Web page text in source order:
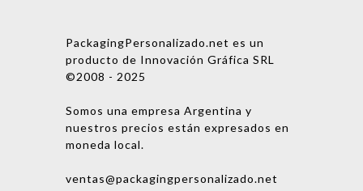
PackagingPersonalizado.net es un
producto de Innovación Gráfica SRL
©2008 - 2025
Somos una empresa Argentina y
nuestros precios están expresados en
moneda local.
ventas@packagingpersonalizado.net